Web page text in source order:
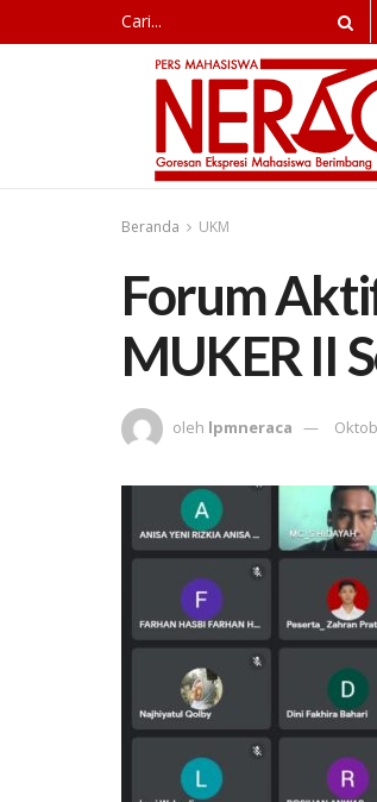
Beranda UKM
Forum
MUKER II
oleh lpmneraca